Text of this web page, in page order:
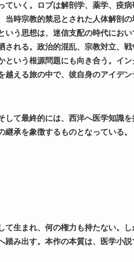
ていく。ロブは解剖学、薬学、疫
当時宗教的禁忌とされた人体解剖の
いう思想は、迷信支配の時代にお
れる。政治的混乱、宗教対立、戦
いう根源問題にも向き合う。イン
える旅の中で、彼自身のアイデン
して最終的には、西洋へ医学知識
承を象徴するものとなっている。
生まれ、何の権力も持たない。し
踏み出す。本作の本質は、医学小